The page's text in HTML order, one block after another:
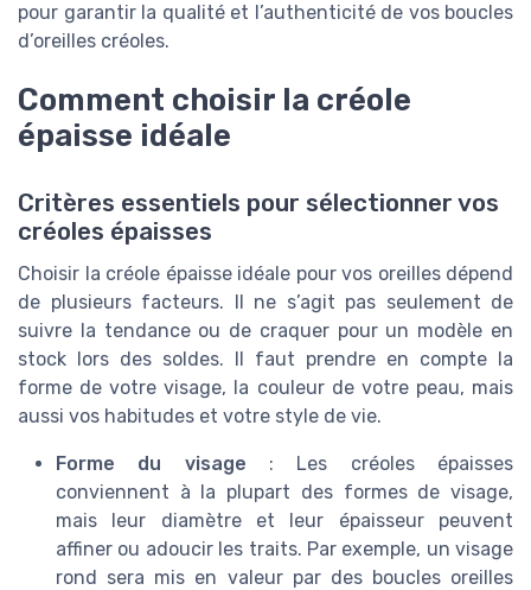
pour garantir la qualité et l’authenticité de vos boucles
d’oreilles créoles.
Comment choisir la créole
épaisse idéale
Critères essentiels pour sélectionner vos
créoles épaisses
Choisir la créole épaisse idéale pour vos oreilles dépend
de plusieurs facteurs. Il ne s’agit pas seulement de
suivre la tendance ou de craquer pour un modèle en
stock lors des soldes. Il faut prendre en compte la
forme de votre visage, la couleur de votre peau, mais
aussi vos habitudes et votre style de vie.
Forme du visage : Les créoles épaisses
conviennent à la plupart des formes de visage,
mais leur diamètre et leur épaisseur peuvent
affiner ou adoucir les traits. Par exemple, un visage
rond sera mis en valeur par des boucles oreilles